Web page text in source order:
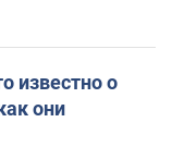
известно о
они